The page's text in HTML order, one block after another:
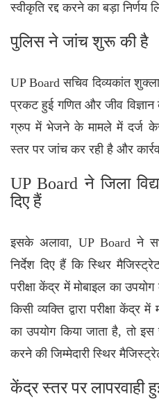
स्वीकृति रद्द करने का बड़ा निर्णय
पुलिस ने जांच शुरू की है
UP Board सचिव दिव्यकांत
प्रकट हुई गणित और जीव
ग्रुप में भेजने के मामले में दर्ज
स्तर पर जांच कर रही है और
UP Board ने जिला
दिए हैं
इसके अलावा, UP Board ने सभी
निर्देश दिए हैं कि स्थिर
परीक्षा केंद्र में मोबाइल का
किसी व्यक्ति द्वारा परीक्षा
का उपयोग किया जाता है, तो
करने की जिम्मेदारी स्थिर
केंद्र स्तर पर लापरवाही